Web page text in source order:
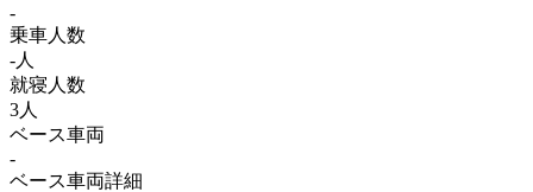
-
乗車人数
-人
就寝人数
3人
ベース車両
-
ベース車両詳細